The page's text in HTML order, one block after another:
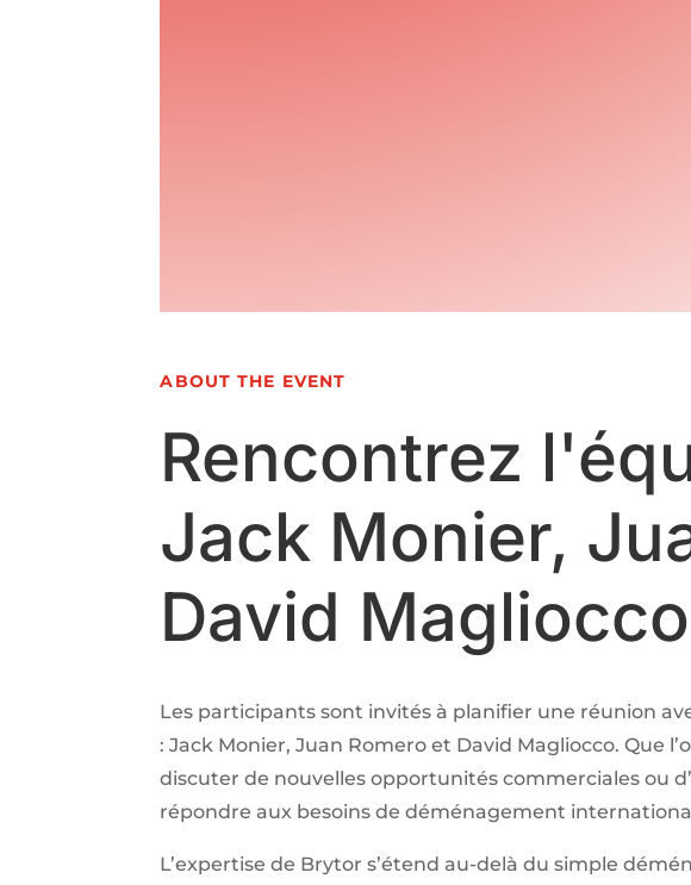
ABOUT THE EVENT
Rencontrez
Jack Monier,
David Magliocco
Les participants sont invités à planifier une réunion
: Jack Monier, Juan Romero et David Magliocco. Que
discuter de nouvelles opportunités commerciales ou
répondre aux besoins de déménagement
L’expertise de Brytor s’étend au-delà du simple